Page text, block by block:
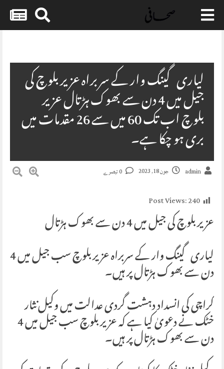
Skip
لیاری گینگ وار کے سربراہ عزیر بلوچ کی
جیل میں 4 دن سے بھوک ہڑتال عزیر
بلوچ اب تک 60 میں سے 26 مقدمات میں بری ہو چکا ہے۔
admin جون 18, 2023
Post Views:240
عزیر بلوچ کی جیل میں 4 دن سے بھوک ہڑتال
لیاری گینگ وار کے سربراہ عزیر بلوچ سب جیل میں 4
دن سے بھوک ہڑتال پر ہیں۔
کراچی کی انسداد دہشت گردی عدالت میں وکیل نثارخٹک نے دعویٰ کیا ہے کہ عزیر بلوچ سب جیل میں 4
دن سے بھوک ہڑتال پر ہیں۔